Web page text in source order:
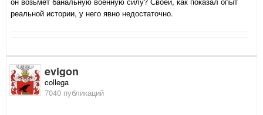
реальной истории, у него явно недостаточно.
evigon
collega
7040 публикаций